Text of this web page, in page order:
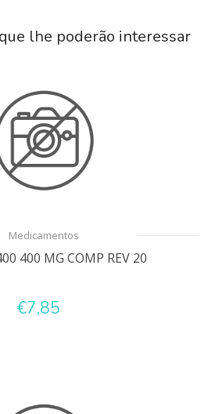
lhe poderão interessar
Medicamentos
400 MG COMP REV 20
€7,85